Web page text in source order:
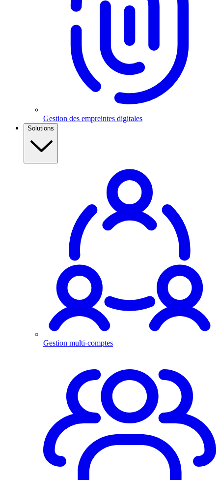
Gestion des empreintes digitales
Solutions
Gestion multi-comptes